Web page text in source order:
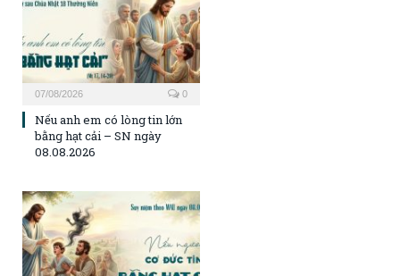
07/08/2026 0
Nếu anh em có lòng tin lớn
bằng hạt cải – SN ngày
08.08.2026